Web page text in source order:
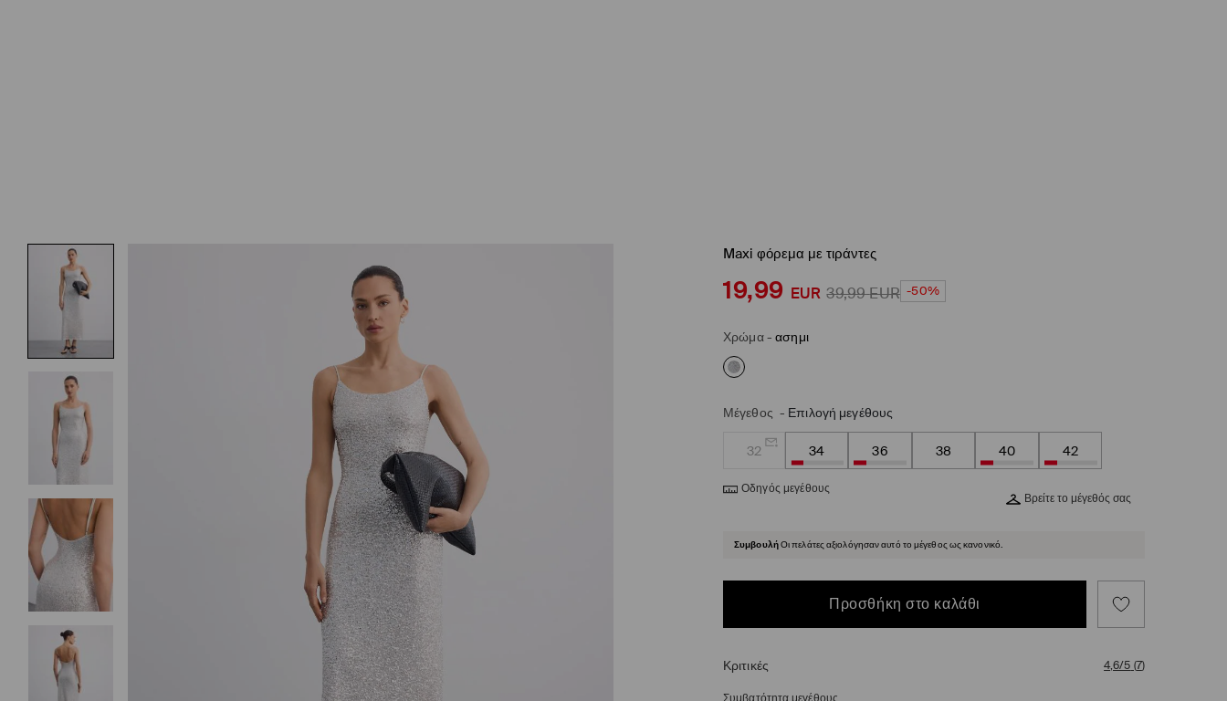
Maxi φόρεμα με τιράντες
19,99 EUR 39,99EUR -50%
Χρώμα-ασημι
Μέγεθος - Επιλογή μεγέθους
32 34 36 38 40 42
Οδηγός μεγέθους
Βρείτε το μέγεθός σας
ΣυμβουλήΟι πελάτες αξιολόγησαν αυτό το μέγεθος ως κανονικό.
Προσθήκη στο καλάθι
Κριτικές 4,6/5 (7)